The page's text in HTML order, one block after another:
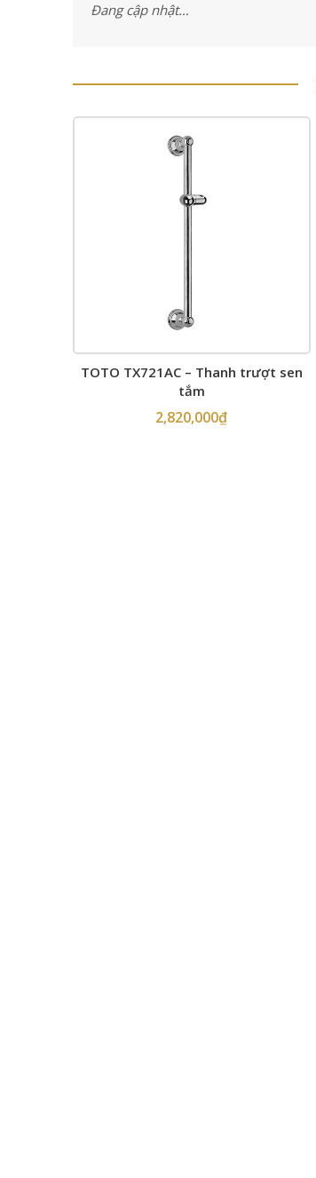
Đang cập nhật…
TOTO TX721AC – Thanh trượt sen
tắm
2,820,000₫